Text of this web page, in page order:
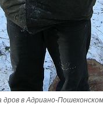
дров в Адриано-